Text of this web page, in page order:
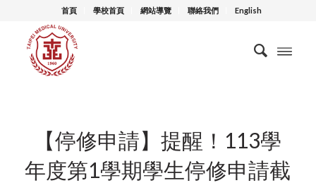
首頁 學校首頁 網站導覽 聯絡我們 English
【停修申請】提醒！113學
年度第1學期學生停修申請截